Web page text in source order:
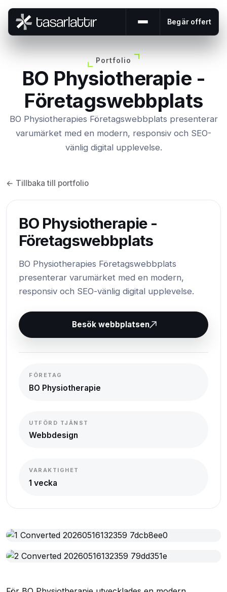
Öppna eller stäng
Begär offert
Portfolio
BO Physiotherapie -
Företagswebbplats
BO Physiotherapies Företagswebbplats presenterar
varumärket med en modern, responsiv och SEO-
vänlig digital upplevelse.
← Tillbaka till portfolio
BO Physiotherapie -
Företagswebbplats
BO Physiotherapies Företagswebbplats
presenterar varumärket med en modern,
responsiv och SEO-vänlig digital upplevelse.
Besök webbplatsen
FÖRETAG
BO Physiotherapie
UTFÖRD TJÄNST
Webbdesign
VARAKTIGHET
1 vecka